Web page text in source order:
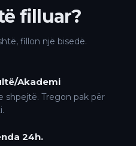
filluar?
fillon një bisedë.
Akademi
shpejtë. Tregon pak për
24h.